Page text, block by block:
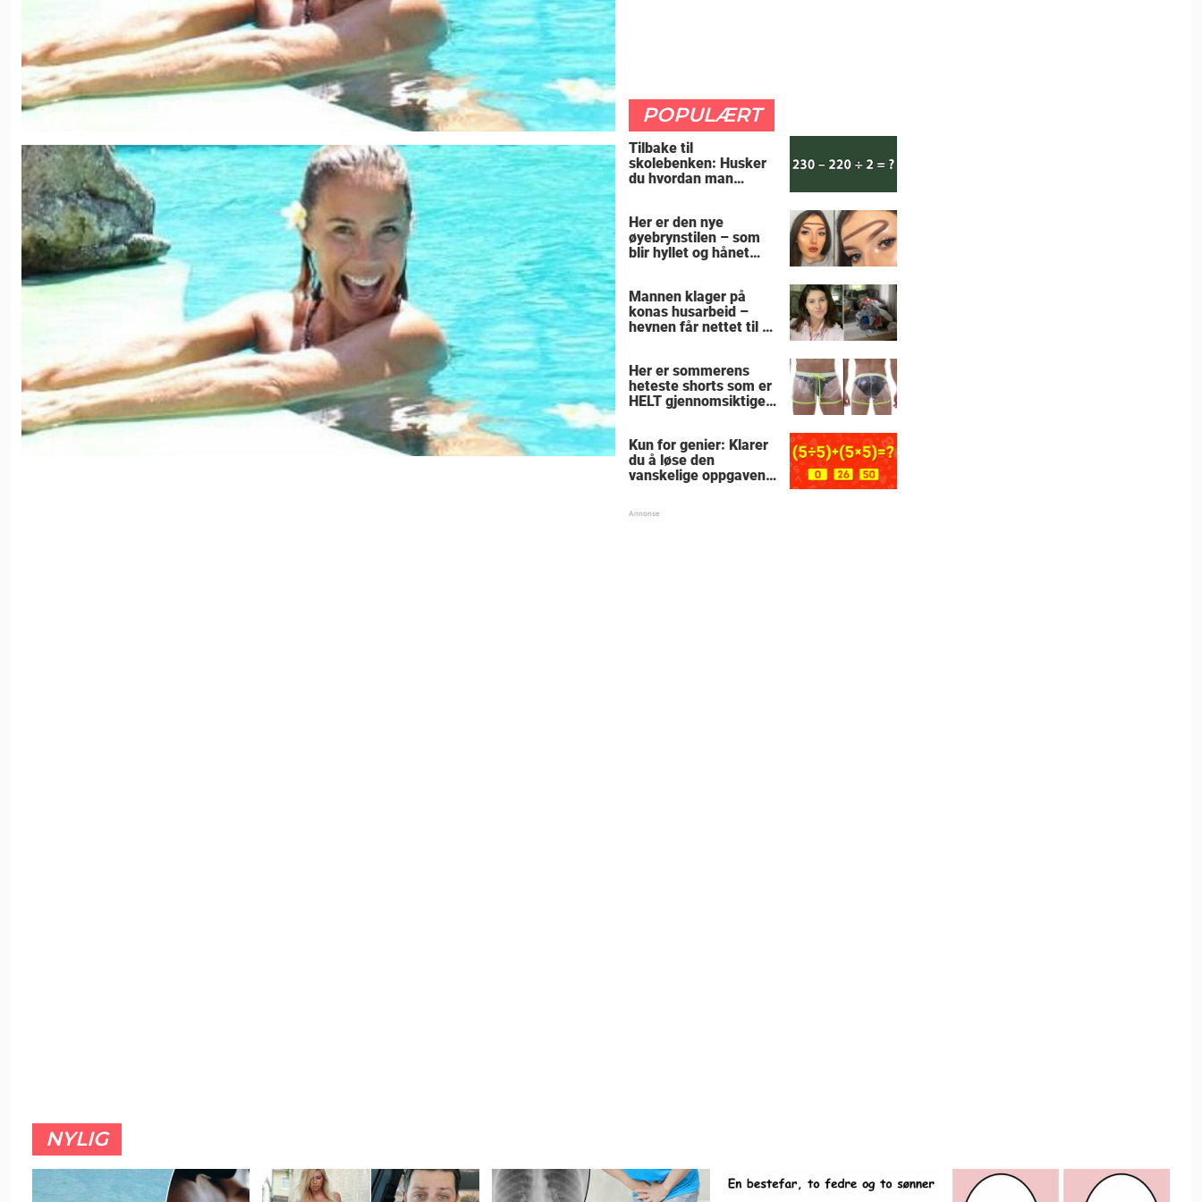
POPULÆRT
Tilbake til
skolebenken: Husker
du hvordan man
Her er den nye
øyebrynstilen – som
blir hyllet og hånet
Mannen klager på
konas husarbeid –
hevnen får nettet til å
Her er sommerens
heteste shorts som er
HELT gjennomsiktige
Kun for genier: Klarer
du å løse den
vanskelige oppgaven
NYLIG